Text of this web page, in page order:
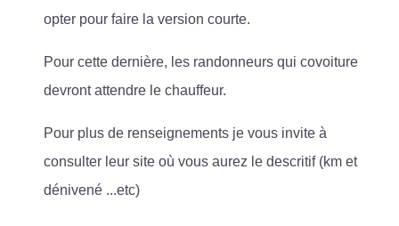
opter pour faire la version courte.
Pour cette dernière, les randonneurs qui covoiture
devront attendre le chauffeur.
Pour plus de renseignements je vous invite à
consulter leur site où vous aurez le descritif (km et
dénivené ...etc)